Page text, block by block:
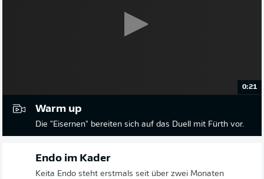
0:21
Warm up
Die "Eisernen" bereiten sich auf das Duell mit Fürth vor.
Endo im Kader
Keita Endo steht erstmals seit über zwei Monaten